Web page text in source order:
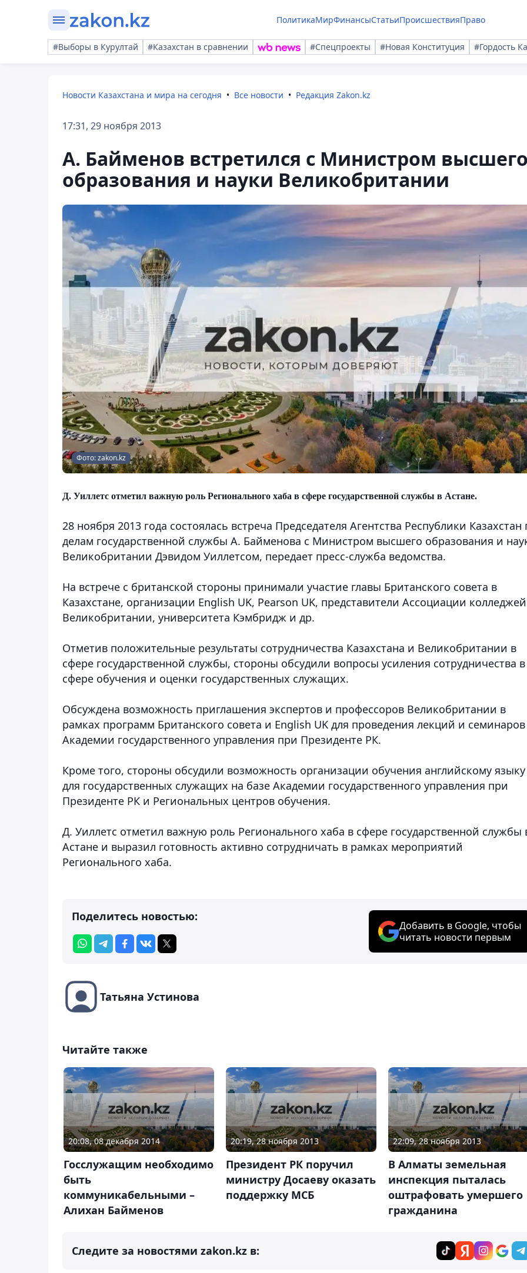
ПолитикаМирФинансыСтатьиПроисшествияПраво
#Выборы в Курултай #Казахстан в сравнении #Спецпроекты #Новая Конституция #Гордость
Новости Казахстана и мира на сегодня Все новости Редакция Zakon.kz
17:31, 29 ноября 2013
А. Байменов встретился с Министром
образования и науки Великобритании
Фото: zakon.kz
Д. Уиллетс отметил важную роль Регионального хаба в сфере государственной службы в Астане.
28 ноября 2013 года состоялась встреча Председателя Агентства Республики Казахстан
делам государственной службы А. Байменова с Министром высшего образования и
Великобритании Дэвидом Уиллетсом, передает пресс-служба ведомства.
На встрече с британской стороны принимали участие главы Британского совета в
Казахстане, организации English UK, Pearson UK, представители Ассоциации колледжей
Великобритании, университета Кэмбридж и др.
Отметив положительные результаты сотрудничества Казахстана и Великобритании в
сфере государственной службы, стороны обсудили вопросы усиления сотрудничества в
сфере обучения и оценки государственных служащих.
Обсуждена возможность приглашения экспертов и профессоров Великобритании в
рамках программ Британского совета и English UK для проведения лекций и
Академии государственного управления при Президенте РК.
Кроме того, стороны обсудили возможность организации обучения английскому языку
для государственных служащих на базе Академии государственного управления при
Президенте РК и Региональных центров обучения.
Д. Уиллетс отметил важную роль Регионального хаба в сфере государственной службы
Астане и выразил готовность активно сотрудничать в рамках мероприятий
Регионального хаба.
Поделитесь новостью:
Добавить в Google, чтобы
читать новости первым
Татьяна Устинова
Читайте также
20:08, 08 декабря 2014
Госслужащим необходимо
быть
коммуникабельными –
Алихан Байменов
20:19, 28 ноября 2013
Президент РК поручил
министру Досаеву оказать
поддержку МСБ
22:09, 28 ноября 2013
В Алматы земельная
инспекция пыталась
оштрафовать умершего
гражданина
Следите за новостями zakon.kz в: